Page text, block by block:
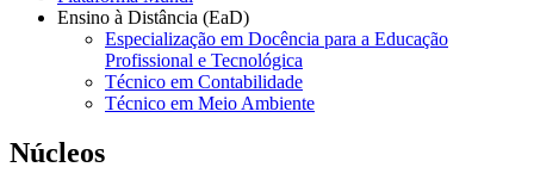
Ensino à Distância (EaD)
Especialização em Docência para a Educação
Profissional e Tecnológica
Técnico em Contabilidade
Técnico em Meio Ambiente
Núcleos